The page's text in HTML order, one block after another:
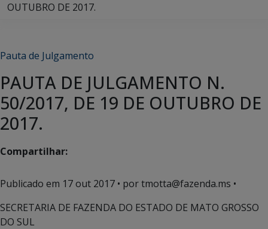
OUTUBRO DE 2017.
Pauta de Julgamento
PAUTA DE JULGAMENTO N.
50/2017, DE 19 DE OUTUBRO DE
2017.
Compartilhar:
Publicado em 17 out 2017 • por tmotta@fazenda.ms •
SECRETARIA DE FAZENDA DO ESTADO DE MATO GROSSO
DO SUL